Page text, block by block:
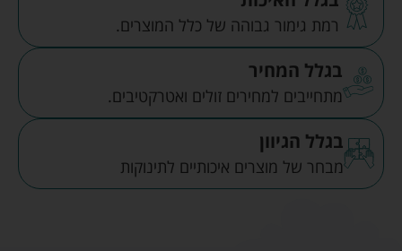
רמת גימור גבוהה של כלל המוצרים.
בגלל המחיר
מתחייבים למחירים זולים ואטרקטיבים.
בגלל הגיוון
מבחר של מוצרים איכותיים לתינוקות